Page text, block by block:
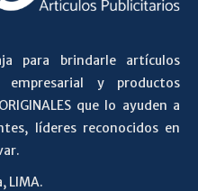
para brindarle artículos
empresarial y productos
que lo ayuden a
líderes reconocidos en
LIMA.